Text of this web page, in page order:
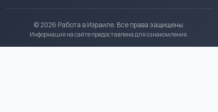
© 2026 Работа в Израиле. Все права защищены.
Информация на сайте предоставлена для ознакомления.